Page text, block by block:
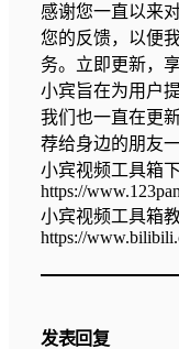
感谢您一直以来
您的反馈，以便
务。立即更新，
小宾旨在为用户
我们也一直在更
荐给身边的朋友
小宾视频工具箱
https://
小宾视频工具箱教
https://
发表回复